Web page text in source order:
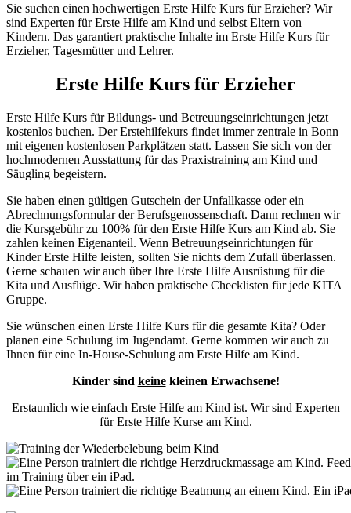
Sie suchen einen hochwertigen Erste Hilfe Kurs für Erzieher? Wir
sind Experten für Erste Hilfe am Kind und selbst Eltern von
Kindern. Das garantiert praktische Inhalte im Erste Hilfe Kurs für
Erzieher, Tagesmütter und Lehrer.
Erste Hilfe Kurs für Erzieher
Erste Hilfe Kurs für Bildungs- und Betreuungseinrichtungen jetzt
kostenlos buchen. Der Erstehilfekurs findet immer zentrale in Bonn
mit eigenen kostenlosen Parkplätzen statt. Lassen Sie sich von der
hochmodernen Ausstattung für das Praxistraining am Kind und
Säugling begeistern.
Sie haben einen gültigen Gutschein der Unfallkasse oder ein
Abrechnungsformular der Berufsgenossenschaft. Dann rechnen wir
die Kursgebühr zu 100% für den Erste Hilfe Kurs am Kind ab. Sie
zahlen keinen Eigenanteil. Wenn Betreuungseinrichtungen für
Kinder Erste Hilfe leisten, sollten Sie nichts dem Zufall überlassen.
Gerne schauen wir auch über Ihre Erste Hilfe Ausrüstung für die
Kita und Ausflüge. Wir haben praktische Checklisten für jede KITA
Gruppe.
Sie wünschen einen Erste Hilfe Kurs für die gesamte Kita? Oder
planen eine Schulung im Jugendamt. Gerne kommen wir auch zu
Ihnen für eine In-House-Schulung am Erste Hilfe am Kind.
Kinder sind keinekleinen Erwachsene!
Erstaunlich wie einfach Erste Hilfe am Kind ist. Wir sind Experten
für Erste Hilfe Kurse am Kind.